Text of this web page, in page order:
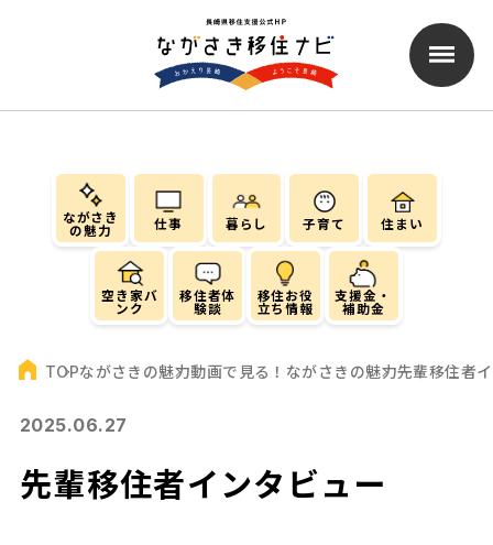
ながさき
の魅力
仕事 暮らし 子育て 住まい
空き家バ
ンク
移住者体
験談
移住お役
立ち情報
支援金・
補助金
TOPながさきの魅力動画で見る！ながさきの魅力先輩移住者
2025.06.27
先輩移住者インタビュー